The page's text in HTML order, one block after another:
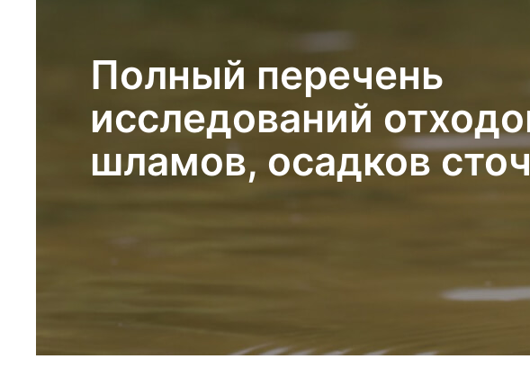
Полный перечень
исследований
шламов, осадков